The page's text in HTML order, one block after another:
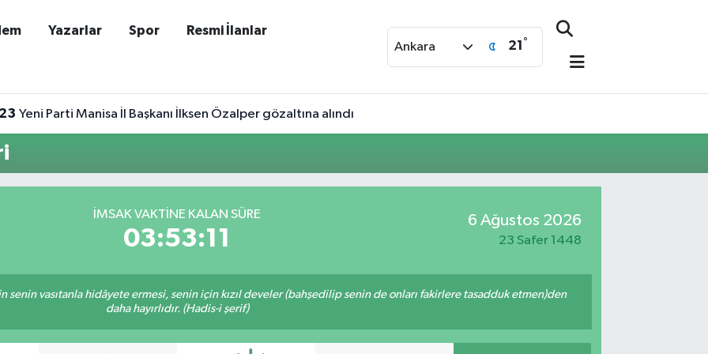
Yazarlar Spor Resmi İlanlar
Ankara 21 °
Yeni Parti Manisa İl Başkanı İlksen Özalper gözaltına alındı
İMSAK VAKTINE KALAN SÜRE
03:53:11
6 Ağustos 2026
23 Safer 1448
senin vasıtanla hidâyete ermesi, senin için kızıl develer (bahşedilip senin de onları fakirlere tasadduk etmen)den
daha hayırlıdır. (Hadis-i şerif)